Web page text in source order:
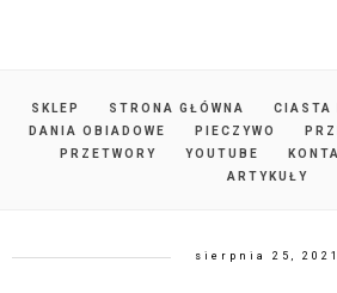
SKLEP STRONA GŁÓWNA CIASTA
DANIA OBIADOWE
PIECZYWO
PRZETWORY
YOUTUBE
ARTYKUŁY
sierpnia 25, 2021